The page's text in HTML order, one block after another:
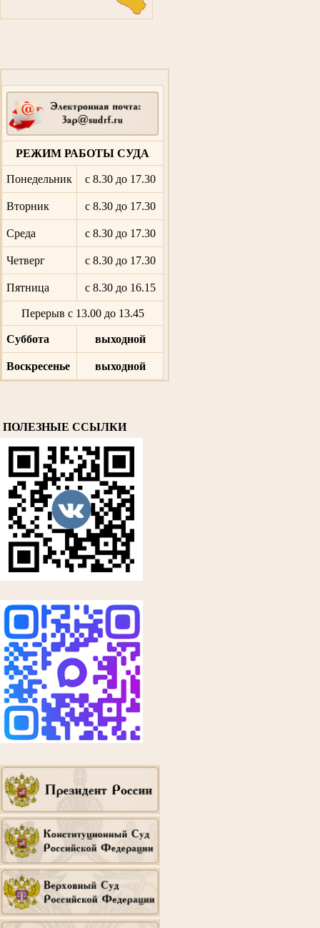
РЕЖИМ РАБОТЫ СУДА
Понедельник с 8.30 до 17.30
Вторник с 8.30 до 17.30
Среда с 8.30 до 17.30
Четверг с 8.30 до 17.30
Пятница с 8.30 до 16.15
Перерыв с 13.00 до 13.45
Суббота выходной
Воскресенье выходной
ПОЛЕЗНЫЕ ССЫЛКИ